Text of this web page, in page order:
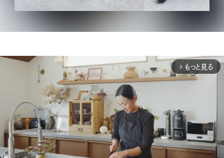
arrow_forward_ios もっと見る